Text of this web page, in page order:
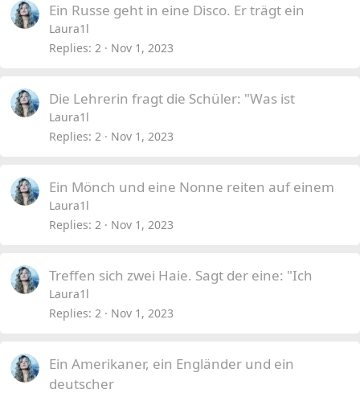
Ein Russe geht in eine Disco. Er trägt ein
Laura1l
Replies 2 Nov 1, 2023
Die Lehrerin fragt die Schüler: "Was ist
Laura1l
Replies 2 Nov 1, 2023
Ein Mönch und eine Nonne reiten auf einem
Laura1l
Replies 2 Nov 1, 2023
Treffen sich zwei Haie. Sagt der eine: "Ich
Laura1l
Replies 2 Nov 1, 2023
Ein Amerikaner, ein Engländer und ein
deutscher